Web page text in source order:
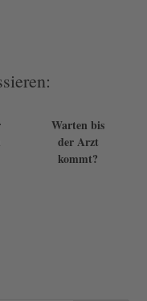
Warten bis
der Arzt
kommt?